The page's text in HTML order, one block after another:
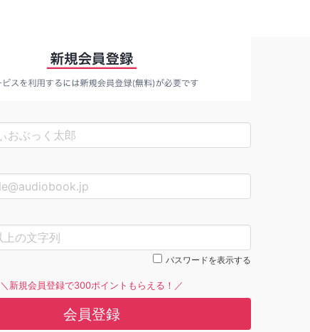
パスワードを表示する
＼新規会員登録で300ポイントもらえる！／
会員登録